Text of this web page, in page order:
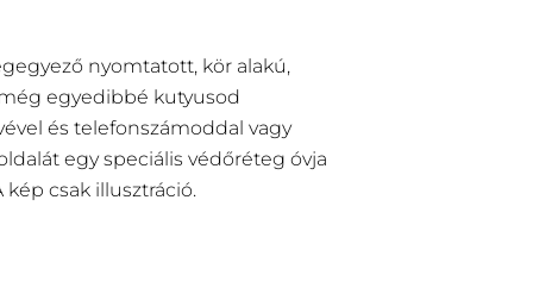
nyomtatott, kör alakú,
egyedibbé kutyusod
és telefonszámoddal vagy
egy speciális védőréteg óvja
kép csak illusztráció.